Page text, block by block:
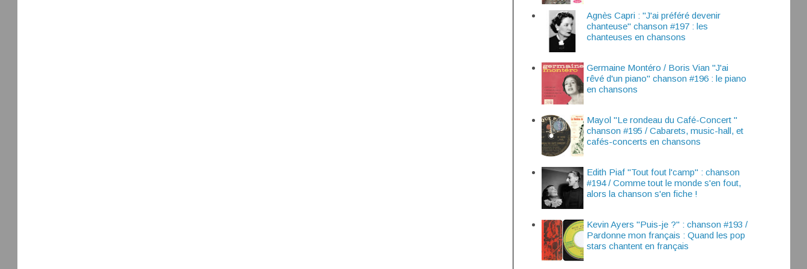
Agnès Capri : "J'ai préféré devenir
chanteuse" chanson #197 : les
chanteuses en chansons
Germaine Montéro / Boris Vian "J'ai
rêvé d'un piano" chanson #196 : le piano
en chansons
Mayol "Le rondeau du Café-Concert "
chanson #195 / Cabarets, music-hall, et
cafés-concerts en chansons
Edith Piaf "Tout fout l'camp" : chanson
#194 / Comme tout le monde s'en fout,
alors la chanson s'en fiche !
Kevin Ayers "Puis-je ?" : chanson #193 /
Pardonne mon français : Quand les pop
stars chantent en français